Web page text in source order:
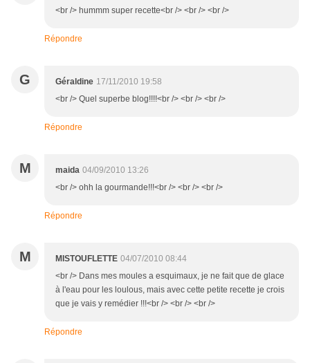
<br /> hummm super recette<br /> <br /> <br />
Répondre
G Géraldine 17/11/2010 19:58
<br /> Quel superbe blog!!!!<br /> <br /> <br />
Répondre
M maida 04/09/2010 13:26
<br /> ohh la gourmande!!!<br /> <br /> <br />
Répondre
M MISTOUFLETTE 04/07/2010 08:44
<br /> Dans mes moules a esquimaux, je ne fait que de glace
à l'eau pour les loulous, mais avec cette petite recette je crois
que je vais y remédier !!!<br /> <br /> <br />
Répondre